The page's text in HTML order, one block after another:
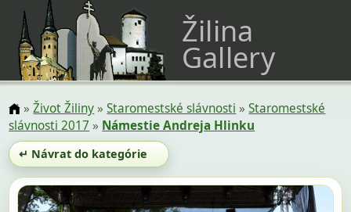
Žilina
Gallery
»Život Žiliny»Staromestské slávnosti »Staromestské
slávnosti 2017 » Námestie Andreja Hlinku
↵ Návrat do kategórie